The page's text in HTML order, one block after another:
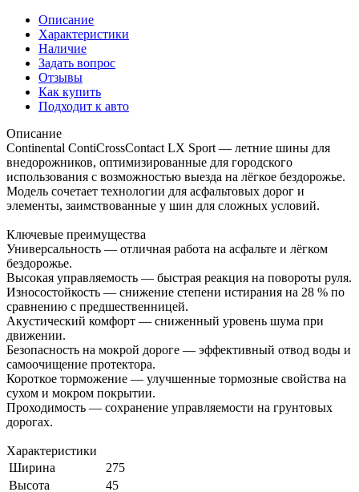
Описание
Характеристики
Наличие
Задать вопрос
Отзывы
Как купить
Подходит к авто
Описание
Continental ContiCrossContact LX Sport — летние шины для
внедорожников, оптимизированные для городского
использования с возможностью выезда на лёгкое бездорожье.
Модель сочетает технологии для асфальтовых дорог и
элементы, заимствованные у шин для сложных условий.
Ключевые преимущества
Универсальность — отличная работа на асфальте и лёгком
бездорожье.
Высокая управляемость — быстрая реакция на повороты руля.
Износостойкость — снижение степени истирания на 28 % по
сравнению с предшественницей.
Акустический комфорт — сниженный уровень шума при
движении.
Безопасность на мокрой дороге — эффективный отвод воды и
самоочищение протектора.
Короткое торможение — улучшенные тормозные свойства на
сухом и мокром покрытии.
Проходимость — сохранение управляемости на грунтовых
дорогах.
Характеристики
Ширина
275
Высота
45